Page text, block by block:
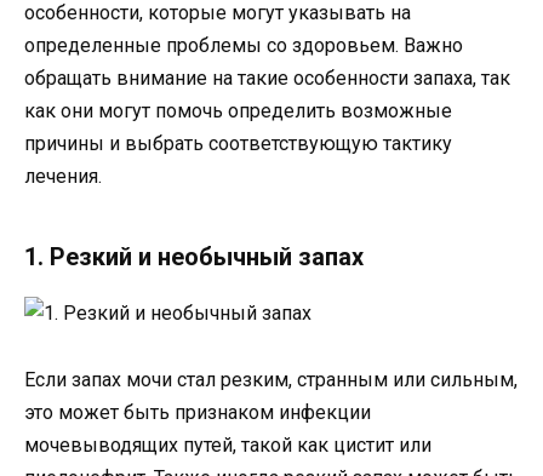
особенности, которые могут указывать на
определенные проблемы со здоровьем. Важно
обращать внимание на такие особенности запаха, так
как они могут помочь определить возможные
причины и выбрать соответствующую тактику
лечения.
1. Резкий и необычный запах
Если запах мочи стал резким, странным или сильным,
это может быть признаком инфекции
мочевыводящих путей, такой как цистит или